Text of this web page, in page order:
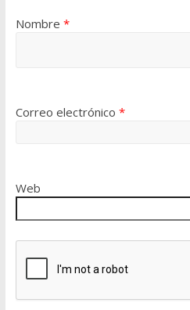
Nombre *
Correo electrónico *
Web